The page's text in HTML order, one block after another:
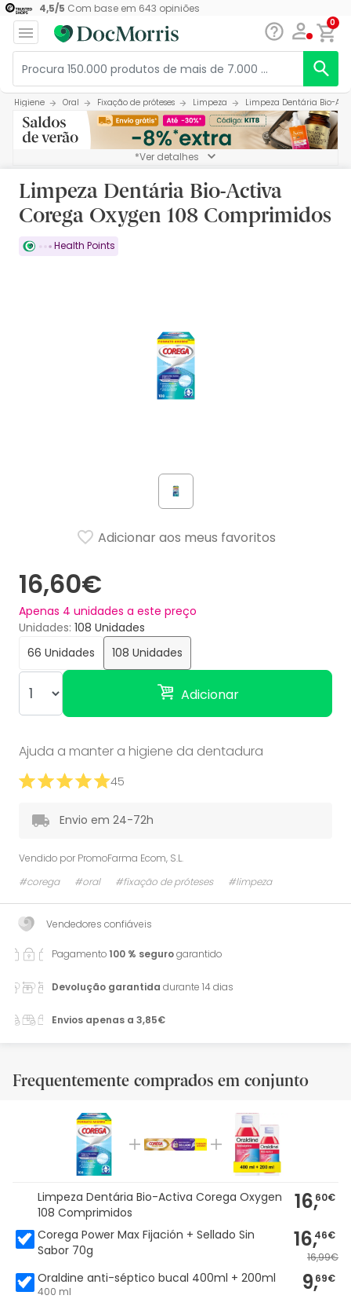
4,5/5 Com base em 643 opiniões
0
Higiene Oral Fixação de próteses Limpeza Limpeza Dentária Bio-
*Ver detalhes
Limpeza Dentária Bio-Activa
Corega Oxygen 108 Comprimidos
Health Points
16,60€
Apenas 4 unidades a este preço
Unidades 108 Unidades
66 Unidades
108 Unidades
Adicionar
Adicionar aos meus favoritos
Ajuda a manter a higiene da dentadura
45
Envio em 24-72h
Vendido por PromoFarma Ecom, S.L.
#corega
#oral #fixação de próteses #limpeza
Vendedores confiáveis
Pagamento100 % segurogarantido
Devolução garantida durante 14 dias
Envios apenas a 3,85€
Frequentemente comprados em conjunto
Limpeza Dentária Bio-Activa Corega Oxygen
108 Comprimidos
16,60€
Corega Power Max Fijación + Sellado Sin
Sabor 70g
16,46€
16,99€
Oraldine anti-séptico bucal 400ml + 200ml
400 ml 9,69€